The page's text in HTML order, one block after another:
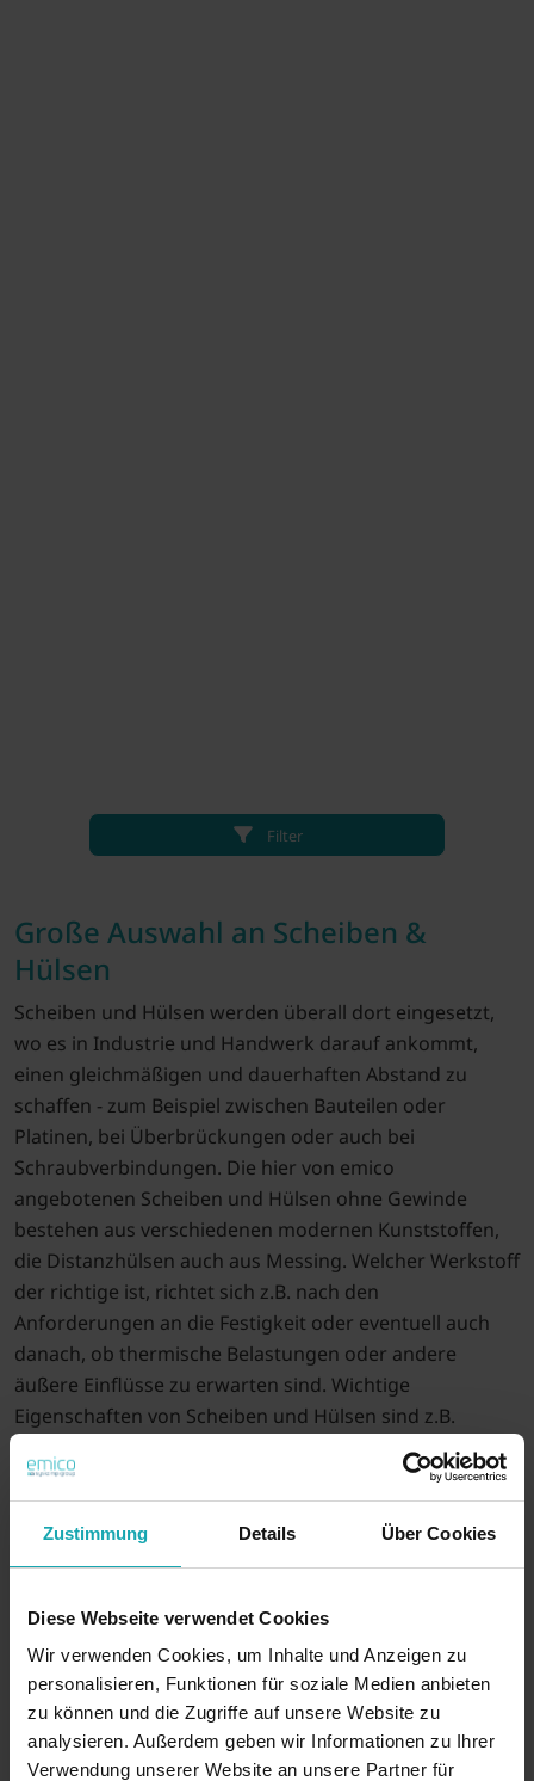
Zustimmung Details Über Cookies
Diese Webseite verwendet Cookies
Wir verwenden Cookies, um Inhalte und Anzeigen zu
personalisieren, Funktionen für soziale Medien anbieten
zu können und die Zugriffe auf unsere Website zu
analysieren. Außerdem geben wir Informationen zu Ihrer
Verwendung unserer Website an unsere Partner für
Filter
Große Auswahl an Scheiben &
Hülsen
Scheiben und Hülsen werden überall dort eingesetzt,
wo es in Industrie und Handwerk darauf ankommt,
einen gleichmäßigen und dauerhaften Abstand zu
schaffen - zum Beispiel zwischen Bauteilen oder
Platinen, bei Überbrückungen oder auch bei
Schraubverbindungen. Die hier von emico
angebotenen Scheiben und Hülsen ohne Gewinde
bestehen aus verschiedenen modernen Kunststoffen,
die Distanzhülsen auch aus Messing. Welcher Werkstoff
der richtige ist, richtet sich z.B. nach den
Anforderungen an die Festigkeit oder eventuell auch
danach, ob thermische Belastungen oder andere
äußere Einflüsse zu erwarten sind. Wichtige
Eigenschaften von Scheiben und Hülsen sind z.B.
rostfrei, temperaturbeständig, antimagnetisch,
säurebeständig und allgemein mechanisch belastbar.
Nachfolgend finden Sie eine Übersicht der im emico
Online-Shop verfügbaren Ausführungen. Unser
Expertenteam berät Sie gerne bei der Auswahl der
kostenlose Muster anfordern.
Unser Sortiment an Scheiben und Hülsen
Abstandsbolzen mit Senkung
Hier können Sie zwischenAbstandsbolzen mit Senkung